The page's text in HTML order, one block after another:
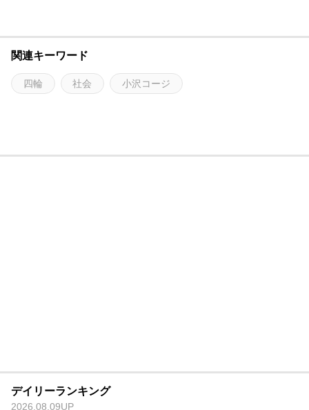
関連キーワード
四輪 社会 小沢コージ
デイリーランキング
2026.08.09UP